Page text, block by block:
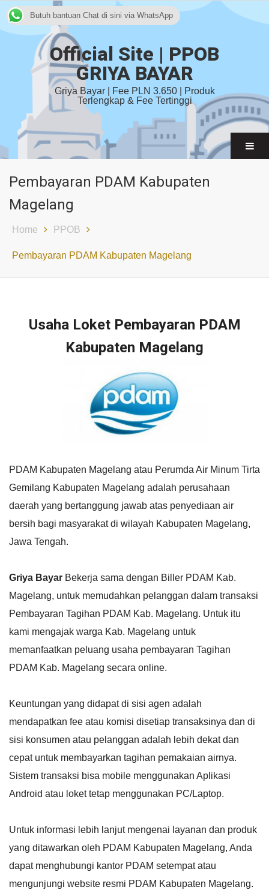
Official Site | PPOB
GRIYA BAYAR
Griya Bayar | Fee PLN 3.650 | Produk
Terlengkap & Fee Tertinggi
Pembayaran PDAM Kabupaten
Magelang
Home PPOB
Pembayaran PDAM Kabupaten Magelang
Usaha Loket Pembayaran PDAM
Kabupaten Magelang
PDAM Kabupaten Magelang atau Perumda Air Minum Tirta
Gemilang Kabupaten Magelang adalah perusahaan
daerah yang bertanggung jawab atas penyediaan air
bersih bagi masyarakat di wilayah Kabupaten Magelang,
Jawa Tengah.
Griya Bayar Bekerja sama dengan Biller PDAM Kab.
Magelang, untuk memudahkan pelanggan dalam transaksi
Pembayaran Tagihan PDAM Kab. Magelang. Untuk itu
kami mengajak warga Kab. Magelang untuk
memanfaatkan peluang usaha pembayaran Tagihan
PDAM Kab. Magelang secara online.
Keuntungan yang didapat di sisi agen adalah
mendapatkan fee atau komisi disetiap transaksinya dan di
sisi konsumen atau pelanggan adalah lebih dekat dan
cepat untuk membayarkan tagihan pemakaian airnya.
Sistem transaksi bisa mobile menggunakan Aplikasi
Android atau loket tetap menggunakan PC/Laptop.
Untuk informasi lebih lanjut mengenai layanan dan produk
yang ditawarkan oleh PDAM Kabupaten Magelang, Anda
dapat menghubungi kantor PDAM setempat atau
mengunjungi website resmi PDAM Kabupaten Magelang.
Butuh bantuan Chat di sini via WhatsApp